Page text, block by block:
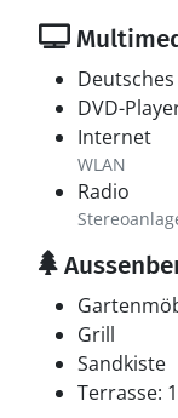
DVD-
Internet
WLAN
Radio
Grill
Sandkiste
Terrasse: 1